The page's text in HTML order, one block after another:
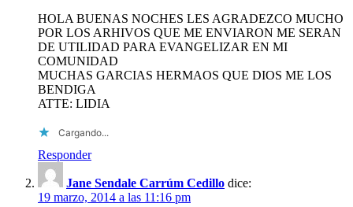
HOLA BUENAS NOCHES LES AGRADEZCO MUCHO
POR LOS ARHIVOS QUE ME ENVIARON ME SERAN
DE UTILIDAD PARA EVANGELIZAR EN MI
COMUNIDAD
MUCHAS GARCIAS HERMAOS QUE DIOS ME LOS
BENDIGA
ATTE: LIDIA
Cargando...
Responder
Jane Sendale Carrúm Cedillo dice:
19 marzo, 2014 a las 11:16 pm